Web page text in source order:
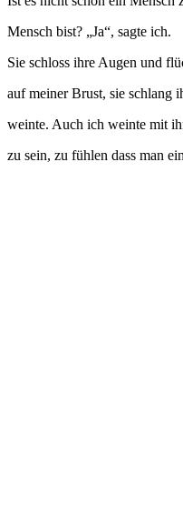
Mensch bist? „Ja“, sagte ich.
Sie schloss ihre Augen und
auf meiner Brust, sie schlang
weinte. Auch ich weinte mit
zu sein, zu fühlen dass man